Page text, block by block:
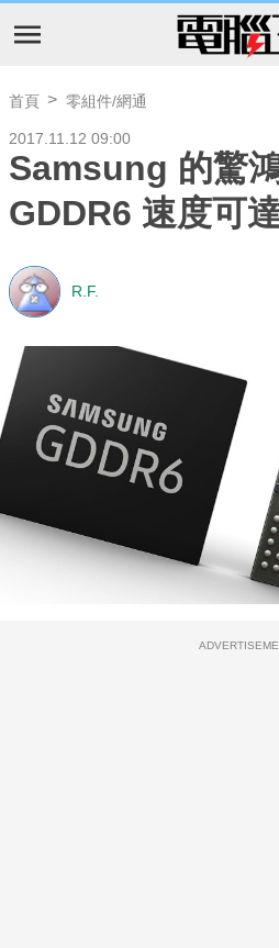
首頁 零組件/網通
2017.11.12 09:00
Samsung 的驚
GDDR6 速度可
R.F.